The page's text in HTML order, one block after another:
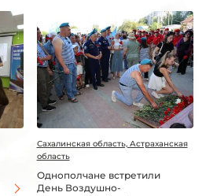
Сахалинская область, Астраханская
область
Однополчане встретили
День Воздушно-